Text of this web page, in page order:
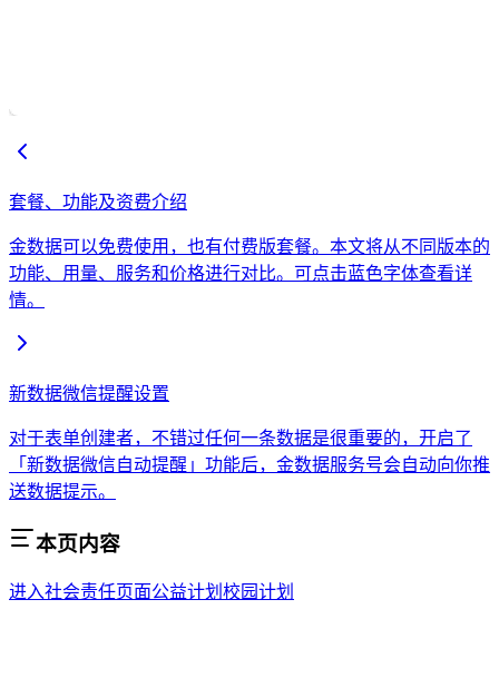
套餐、功能及资费介绍
金数据可以免费使用，也有付费版套餐。本文将从不同版本的
功能、用量、服务和价格进行对比。可点击蓝色字体查看详
情。
新数据微信提醒设置
对于表单创建者，不错过任何一条数据是很重要的，开启了
「新数据微信自动提醒」功能后，金数据服务号会自动向你推
送数据提示。
本页内容
进入社会责任页面公益计划 校园计划